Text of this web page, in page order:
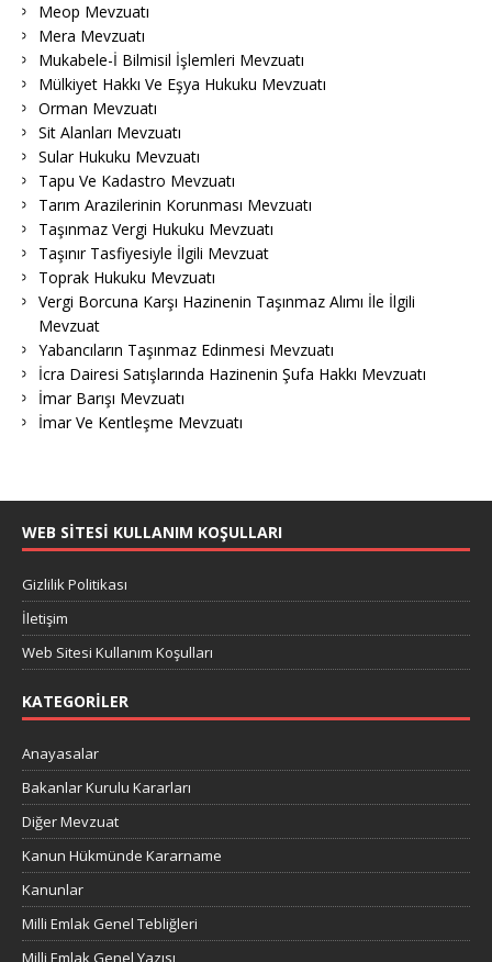
Meop Mevzuatı
Mera Mevzuatı
Mukabele-İ Bilmisil İşlemleri Mevzuatı
Mülkiyet Hakkı Ve Eşya Hukuku Mevzuatı
Orman Mevzuatı
Sit Alanları Mevzuatı
Sular Hukuku Mevzuatı
Tapu Ve Kadastro Mevzuatı
Tarım Arazilerinin Korunması Mevzuatı
Taşınmaz Vergi Hukuku Mevzuatı
Taşınır Tasfiyesiyle İlgili Mevzuat
Toprak Hukuku Mevzuatı
Vergi Borcuna Karşı Hazinenin Taşınmaz Alımı İle İlgili
Mevzuat
Yabancıların Taşınmaz Edinmesi Mevzuatı
İcra Dairesi Satışlarında Hazinenin Şufa Hakkı Mevzuatı
İmar Barışı Mevzuatı
İmar Ve Kentleşme Mevzuatı
WEB SITESI KULLANIM KOŞULLARI
Gizlilik Politikası
İletişim
Web Sitesi Kullanım Koşulları
KATEGORILER
Anayasalar
Bakanlar Kurulu Kararları
Diğer Mevzuat
Kanun Hükmünde Kararname
Kanunlar
Milli Emlak Genel Tebliğleri
Milli Emlak Genel Yazısı